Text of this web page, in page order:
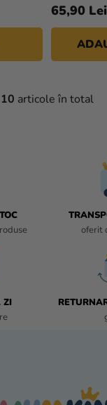
65,90 Lei
C
10 articole în total
oferit
ZI